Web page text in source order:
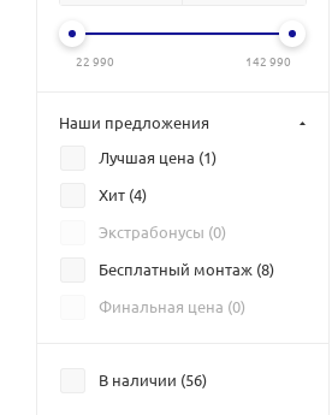
22 990 142 990
Наши предложения
Лучшая цена (1)
Хит (4)
Экстрабонусы (0)
Бесплатный монтаж (8)
Финальная цена (0)
В наличии (56)